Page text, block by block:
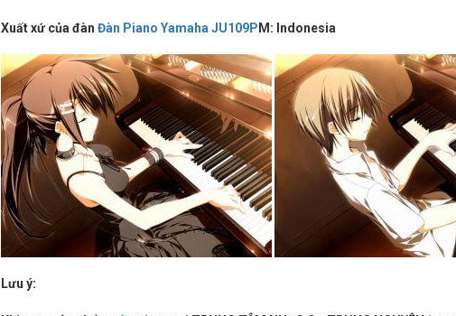
Xuất xứ của đàn Đàn Piano Yamaha JU109P M: Indonesia
Lưu ý: